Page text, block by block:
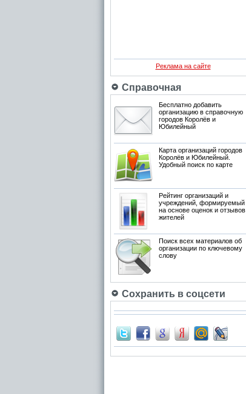
Реклама на сайте
Справочная
Бесплатно добавить
организацию в справочную
городов Королёв и
Юбилейный
Карта организаций городов
Королёв и Юбилейный.
Удобный поиск по карте
Рейтинг организаций и
учреждений, формируемый
на основе оценок и отзывов
жителей
Поиск всех материалов об
организации по ключевому
слову
Сохранить в соцсети